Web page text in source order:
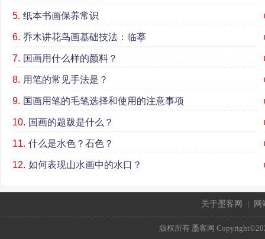
5. 纸本书画保养常识
6. 乔木讲花鸟画基础技法：临摹
7. 国画用什么样的颜料？
8. 用笔的常见手法是？
9. 国画用笔的毛笔选择和使用的注意事项
10. 国画的题跋是什么？
11. 什么是水色？石色？
12. 如何表现山水画中的水口？
关于墨客网 | 网
版权所有 墨客网